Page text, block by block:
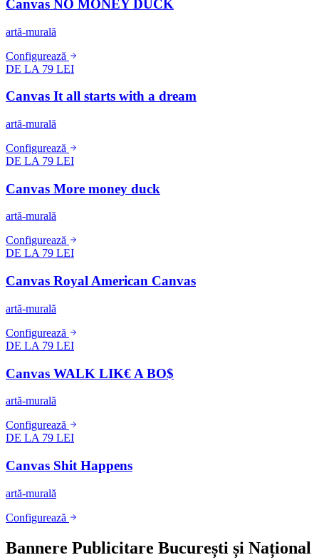
Canvas NO MONEY DUCK
artă-murală
Configurează
DE LA 79 LEI
Canvas It all starts with a dream
artă-murală
Configurează
DE LA 79 LEI
Canvas More money duck
artă-murală
Configurează
DE LA 79 LEI
Canvas Royal American Canvas
artă-murală
Configurează
DE LA 79 LEI
Canvas WALK LIK€ A BO$
artă-murală
Configurează
DE LA 79 LEI
Canvas Shit Happens
artă-murală
Configurează
Bannere Publicitare București și Național